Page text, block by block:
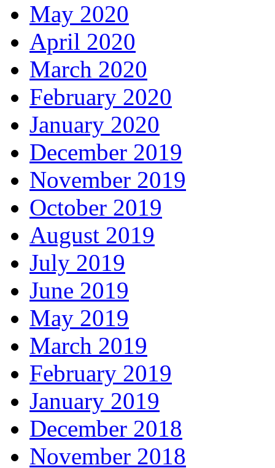
May 2020
April 2020
March 2020
February 2020
January 2020
December 2019
November 2019
October 2019
August 2019
July 2019
June 2019
May 2019
March 2019
February 2019
January 2019
December 2018
November 2018